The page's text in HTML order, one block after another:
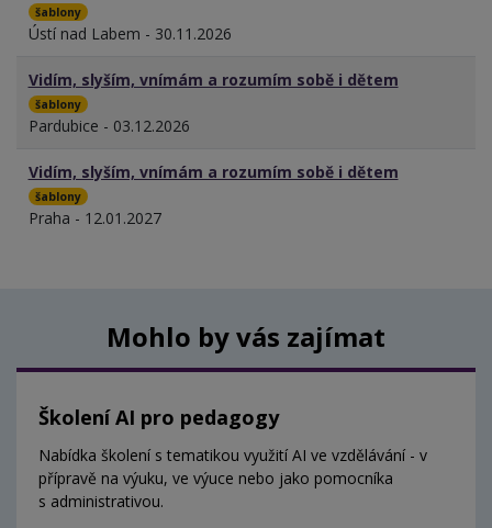
šablony
Ústí nad Labem - 30.11.2026
Vidím, slyším, vnímám a rozumím sobě i dětem
šablony
Pardubice - 03.12.2026
Vidím, slyším, vnímám a rozumím sobě i dětem
šablony
Praha - 12.01.2027
Mohlo by vás zajímat
Školení AI pro pedagogy
Nabídka školení s tematikou využití AI ve vzdělávání - v
přípravě na výuku, ve výuce nebo jako pomocníka
s administrativou.